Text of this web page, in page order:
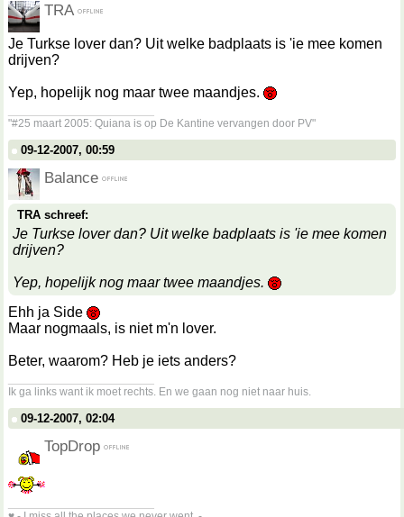
TRA
Je Turkse lover dan? Uit welke badplaats is 'ie mee komen
drijven?
Yep, hopelijk nog maar twee maandjes.
"#25 maart 2005: Quiana is op De Kantine vervangen door PV"
09-12-2007, 00:59
Balance
TRA schreef:
Je Turkse lover dan? Uit welke badplaats is 'ie mee komen
drijven?
Yep, hopelijk nog maar twee maandjes.
Ehh ja Side
Maar nogmaals, is niet m'n lover.
Beter, waarom? Heb je iets anders?
Ik ga links want ik moet rechts. En we gaan nog niet naar huis.
09-12-2007, 02:04
TopDrop